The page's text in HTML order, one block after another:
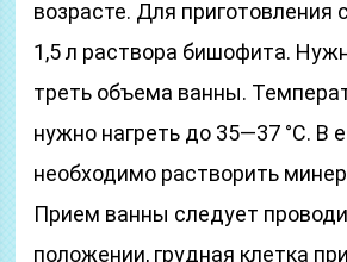
возрасте. Для приготовления
1,5 л раствора бишофита.
треть объема ванны.
нужно нагреть до 35—37 °С. В
необходимо растворить
Прием ванны следует
положении, грудная клетка